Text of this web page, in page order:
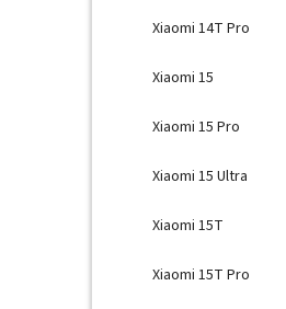
Xiaomi 14T Pro
Xiaomi 15
Xiaomi 15 Pro
Xiaomi 15 Ultra
Xiaomi 15T
Xiaomi 15T Pro